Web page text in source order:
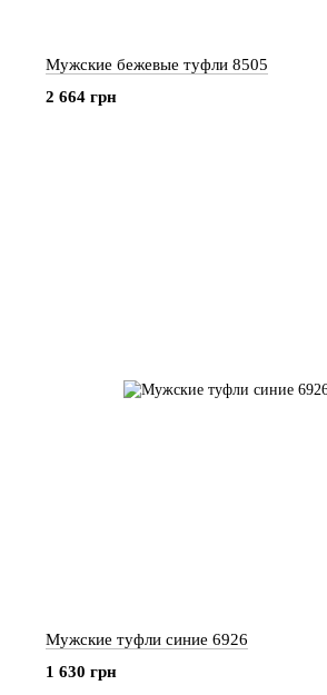
Мужские бежевые туфли 8505
2 664 грн
Мужские туфли синие 6926
1 630 грн